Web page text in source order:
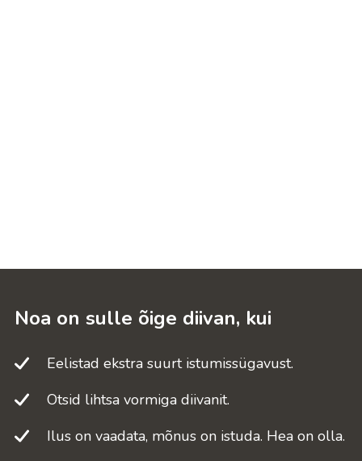
Noa on sulle õige diivan, kui
Eelistad ekstra suurt istumissügavust.
Otsid lihtsa vormiga diivanit.
Ilus on vaadata, mõnus on istuda. Hea on olla.